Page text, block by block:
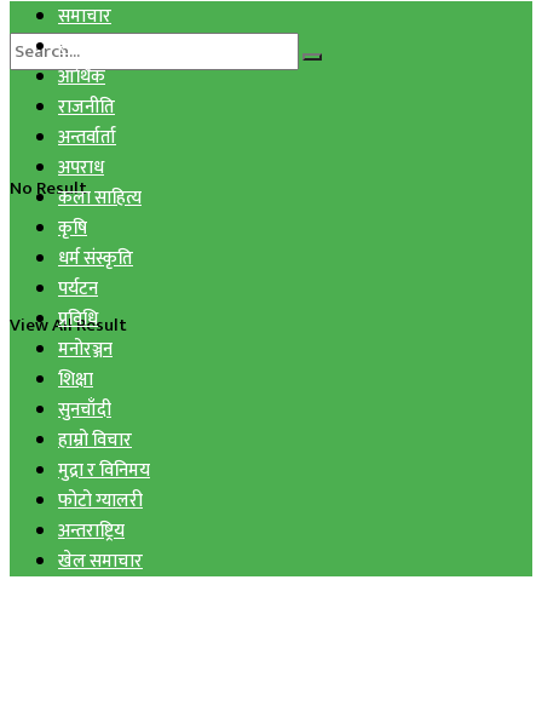
No Result
View All Result
समाचार
स्वास्थ्य
आर्थिक
राजनीति
अन्तर्वार्ता
अपराध
कला साहित्य
कृषि
धर्म संस्कृति
पर्यटन
प्रविधि
मनोरञ्जन
शिक्षा
सुनचाँदी
हाम्रो विचार
मुद्रा र विनिमय
फोटो ग्यालरी
अन्तराष्ट्रिय
खेल समाचार